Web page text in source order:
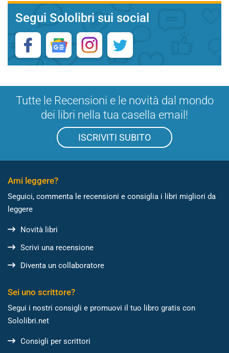
Segui Sololibri sui social
Tutte le Recensioni e le novità dal mondo
dei libri nella tua casella email!
ISCRIVITI SUBITO
Ami leggere?
Seguici, commenta le recensioni e consiglia i libri migliori da
leggere
Novità libri
Scrivi una recensione
Diventa un collaboratore
Sei uno scrittore?
Segui i nostri consigli e promuovi il tuo libro gratis con
Sololibri.net
Consigli per scrittori